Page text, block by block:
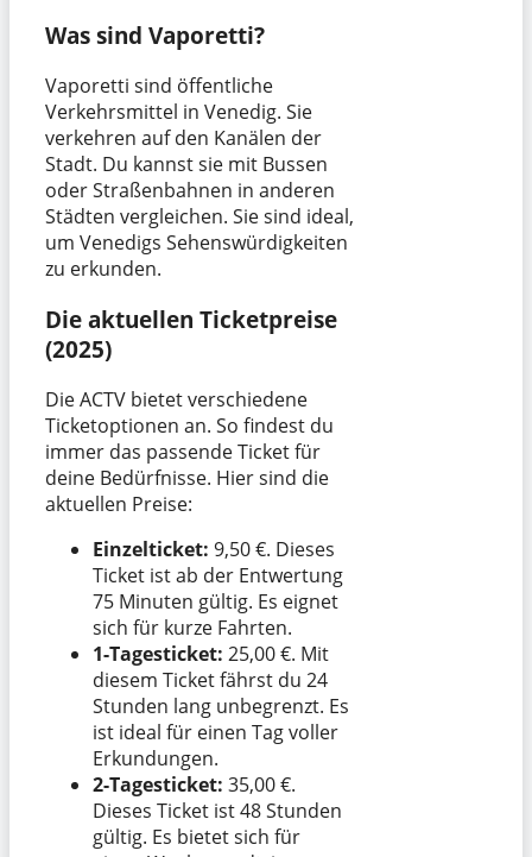
Was sind Vaporetti?
Vaporetti sind öffentliche
Verkehrsmittel in Venedig. Sie
verkehren auf den Kanälen der
Stadt. Du kannst sie mit Bussen
oder Straßenbahnen in anderen
Städten vergleichen. Sie sind ideal,
um Venedigs Sehenswürdigkeiten
zu erkunden.
Die aktuellen Ticketpreise
(2025)
Die ACTV bietet verschiedene
Ticketoptionen an. So findest du
immer das passende Ticket für
deine Bedürfnisse. Hier sind die
aktuellen Preise:
Einzelticket: 9,50 €. Dieses
Ticket ist ab der Entwertung
75 Minuten gültig. Es eignet
sich für kurze Fahrten.
1-Tagesticket: 25,00 €. Mit
diesem Ticket fährst du 24
Stunden lang unbegrenzt. Es
ist ideal für einen Tag voller
Erkundungen.
2-Tagesticket: 35,00 €.
Dieses Ticket ist 48 Stunden
gültig. Es bietet sich für